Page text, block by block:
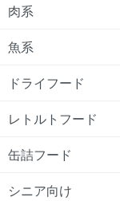
肉系
魚系
ドライフード
レトルトフード
缶詰フード
シニア向け